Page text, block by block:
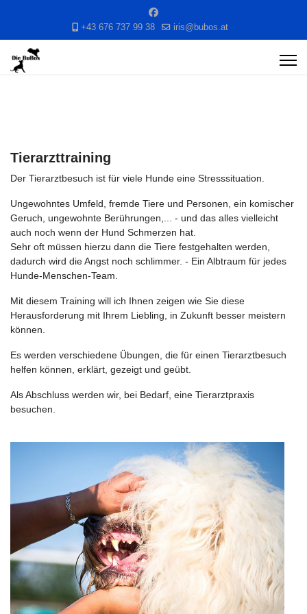
+43 676 737 99 38 iris@bubos.at
Tierarzttraining
Der Tierarztbesuch ist für viele Hunde eine Stresssituation.
Ungewohntes Umfeld, fremde Tiere und Personen, ein komischer
Geruch, ungewohnte Berührungen,... - und das alles vielleicht
auch noch wenn der Hund Schmerzen hat.
Sehr oft müssen hierzu dann die Tiere festgehalten werden,
dadurch wird die Angst noch schlimmer. - Ein Albtraum für jedes
Hunde-Menschen-Team.
Mit diesem Training will ich Ihnen zeigen wie Sie diese
Herausforderung mit Ihrem Liebling, in Zukunft besser meistern
können.
Es werden verschiedene Übungen, die für einen Tierarztbesuch
helfen können, erklärt, gezeigt und geübt.
Als Abschluss werden wir, bei Bedarf, eine Tierarztpraxis
besuchen.